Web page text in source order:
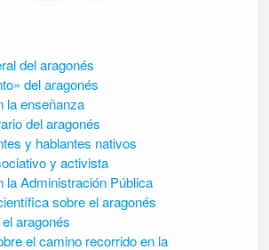
del aragonés
del aragonés
la enseñanza
del aragonés
y hablantes nativos
y activista
la Administración Pública
sobre el aragonés
aragonés
el camino recorrido en la